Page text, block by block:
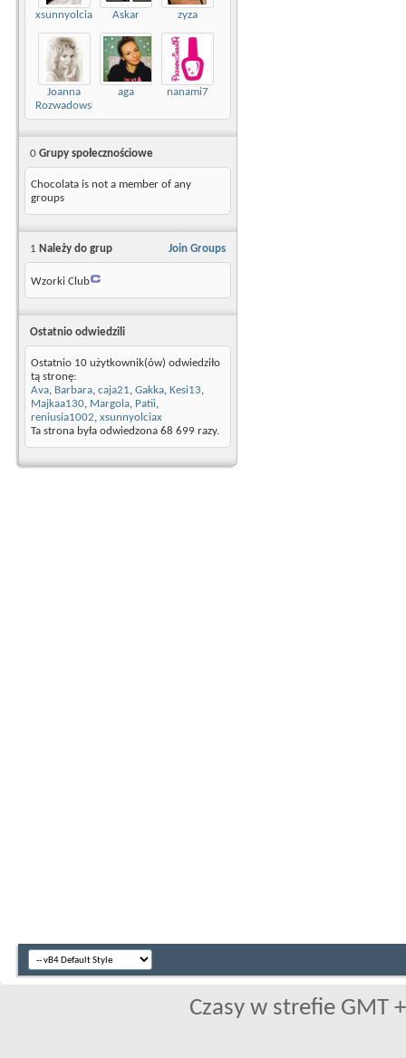
xsunnyolciax Askar zyza
Joanna
Rozwadowska
aga nanami7
0 Grupy społecznościowe
Chocolata is not a member of any
groups
Join Groups
1 Należy do grup
Wzorki Club
Ostatnio odwiedzili
Ostatnio 10 użytkownik(ów) odwiedziło
tą stronę:
Ava, Barbara, caja21, Gakka, Kesi13,
Majkaa130, Margola, Patii,
reniusia1002, xsunnyolciax
Ta strona była odwiedzona 68 699 razy.
Czasy w strefie GMT